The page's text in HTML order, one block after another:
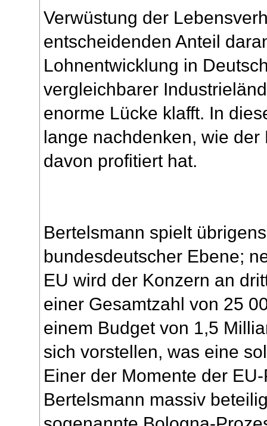
Verwüstung der
entscheidenden Anteil
Lohnentwicklung in
vergleichbarer
enorme Lücke klafft. In
lange nachdenken, wie
davon profitiert hat.
Bertelsmann spielt
bundesdeutscher Ebene;
EU wird der Konzern an
einer Gesamtzahl von 25
einem Budget von 1,5
sich vorstellen, was eine
Einer der Momente der
Bertelsmann massiv